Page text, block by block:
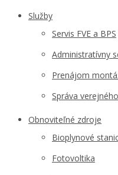
Služby
Servis FVE a BPS
Administratívny
Prenájom
Správa
Obnoviteľné zdroje
Bioplynové
Fotovoltika